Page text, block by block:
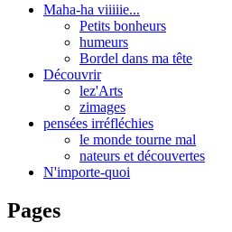
Maha-ha viiiiie...
Petits bonheurs
humeurs
Bordel dans ma tête
Découvrir
lez'Arts
zimages
pensées irréfléchies
le monde tourne mal
nateurs et découvertes
N'importe-quoi
Pages